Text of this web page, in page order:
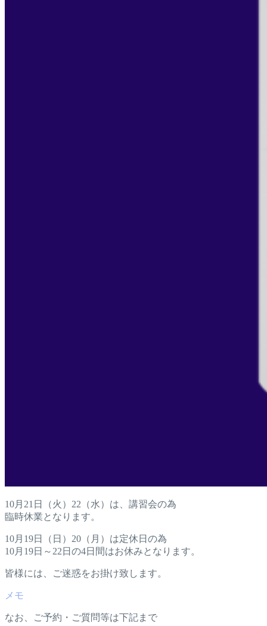
10月21日（火）22（水）は、講習会の為
臨時休業となります。
10月19日（日）20（月）は定休日の為
10月19日～22日の4日間はお休みとなります。
皆様には、ご迷惑をお掛け致します。
なお、ご予約・ご質問等は下記まで